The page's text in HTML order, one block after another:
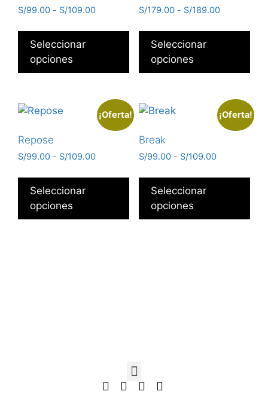
S/99.00 - S/109.00
Seleccionar
opciones
S/179.00 - S/189.00
Seleccionar
opciones
¡Oferta!
Repose
S/99.00 - S/109.00
Seleccionar
opciones
¡Oferta!
Break
S/99.00 - S/109.00
Seleccionar
opciones